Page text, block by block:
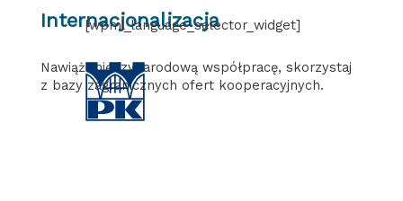
[wpml_language_selector_widget]
Internacjonalizacja
Nawiąż międzynarodową współpracę, skorzystaj
z bazy zagranicznych ofert kooperacyjnych.